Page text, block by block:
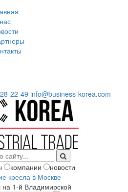
22-49 info@business-korea.com
компании
новости
кресла в Москве
1-й Владимирской